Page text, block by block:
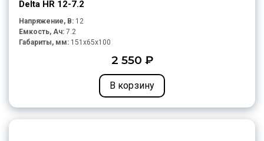
Delta HR 12-7.2
Напряжение, В: 12
Емкость, Ач: 7.2
Габариты, мм: 151x65x100
2 550 ₽
В корзину